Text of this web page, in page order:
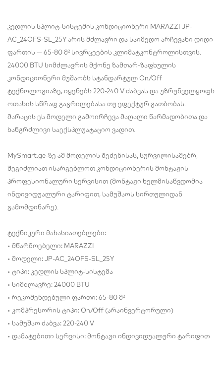
კედლის სპლიტ-სისტემის კონდიციონერი MARAZZI JP-
AC_24OFS-SL_25Y არის მძლავრი და საიმედო არჩევანი დიდი
ფართის — 65-80 მ² სივრცეების კლიმატკონტროლისთვის.
24000 BTU სიმძლავრის მქონე ზამთარ-ზაფხულის
კონდიციონერი მუშაობს სტანდარტულ On/Off
ტექნოლოგიაზე, იყენებს 220-240 V ძაბვას და უზრუნველყოფს
ოთახის სწრაფ გაგრილებასა თუ ეფექტურ გათბობას.
მარაცის ეს მოდელი გამოირჩევა მაღალი წარმადობითა და
ხანგრძლივი საექსპლუატაციო ვადით.
MySmart.ge-ზე ამ მოდელის შეძენისას, სურვილისამებრ,
შეგიძლიათ ისარგებლოთ კონდიციონერის მონტაჟის
პროფესიონალური სერვისით (მონტაჟი ხელმისაწვდომია
ინდივიდუალური ტარიფით, სამუშაოს სირთულიდან
გამომდინარე).
ტექნიკური მახასიათებლები:
• მწარმოებელი: MARAZZI
• მოდელი: JP-AC_24OFS-SL_25Y
• ტიპი: კედლის სპლიტ-სისტემა
• სიმძლავრე: 24000 BTU
• რეკომენდებული ფართი: 65-80 მ²
• კომპრესორის ტიპი: On/Off (არაინვერტორული)
• სამუშაო ძაბვა: 220-240 V
• დამატებითი სერვისი: მონტაჟი ინდივიდუალური ტარიფით